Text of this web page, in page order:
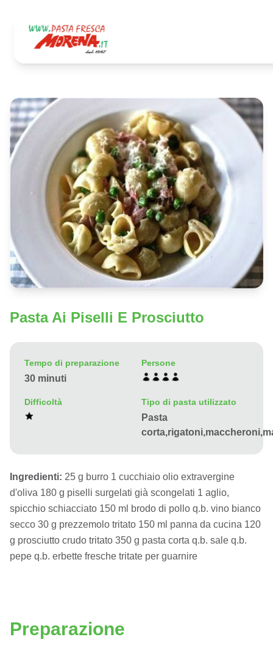
Pasta Ai Piselli E Prosciutto
Tempo di preparazione
30 minuti
Persone
Difficoltà Tipo di pasta utilizzato
Pasta
Ingredienti: 25 g burro 1 cucchiaio olio extravergine
d'oliva 180 g piselli surgelati già scongelati 1 aglio,
spicchio schiacciato 150 ml brodo di pollo q.b. vino bianco
secco 30 g prezzemolo tritato 150 ml panna da cucina 120
g prosciutto crudo tritato 350 g pasta corta q.b. sale q.b.
pepe q.b. erbette fresche tritate per guarnire
Preparazione